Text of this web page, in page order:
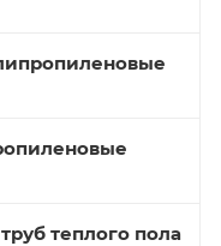
теплого пола